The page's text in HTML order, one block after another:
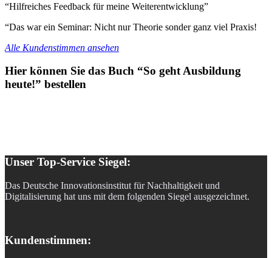
“Hilfreiches Feedback für meine Weiterentwicklung”
“Das war ein Seminar: Nicht nur Theorie sonder ganz viel Praxis!
Alle Kundenstimmen ansehen
Hier können Sie das Buch “So geht Ausbildung
heute!” bestellen
Unser Top-Service Siegel:
Das Deutsche Innovationsinstitut für Nachhaltigkeit und
Digitalisierung hat uns mit dem folgenden Siegel ausgezeichnet.
Kundenstimmen: